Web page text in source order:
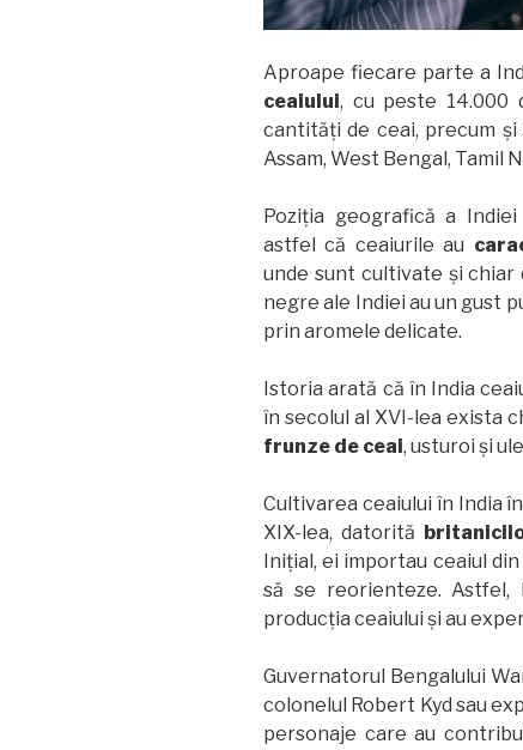
Aproape fiecare parte a
ceaiului, cu peste 14.000
cantități de ceai, precum
Assam, West Bengal, Tamil
Poziția geografică a
astfel că ceaiurile au
unde sunt cultivate și chiar
negre ale Indiei au un gust
prin aromele delicate.
Istoria arată că în India
în secolul al XVI-lea exista
frunze de ceai, usturoi și
Cultivarea ceaiului în India
XIX-lea, datorită
Inițial, ei importau ceaiul
să se reorienteze.
producția ceaiului și au
Guvernatorul Bengalului
colonelul Robert Kyd sau
personaje care au